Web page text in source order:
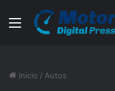
Menú
Inicio / Autos